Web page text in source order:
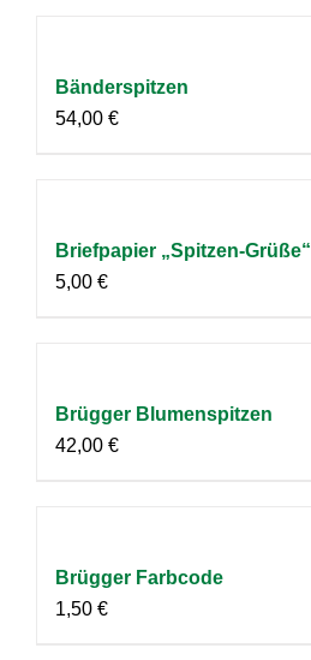
Bänderspitzen
54,00 €
Briefpapier „Spitzen-Grüße“
5,00 €
Brügger Blumenspitzen
42,00 €
Brügger Farbcode
1,50 €